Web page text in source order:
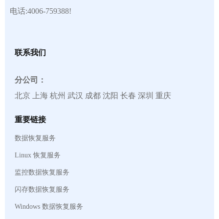
电话:4006-759388!
联系我们
分公司：
北京 上海 杭州 武汉 成都 沈阳 长春 深圳 重庆
重要链接
数据恢复服务
Linux 恢复服务
监控数据恢复服务
闪存数据恢复服务
Windows 数据恢复服务